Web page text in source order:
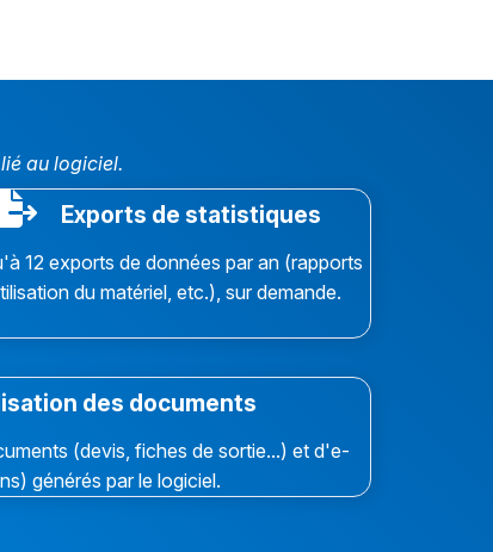
au logiciel.
Exports de statistiques
12 exports de données par an (rapports
du matériel, etc.), sur demande.
des documents
(devis, fiches de sortie...) et d'e-
générés par le logiciel.